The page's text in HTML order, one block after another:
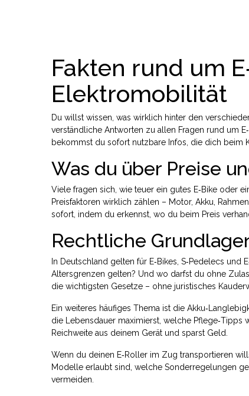
Fakten rund um
Elektromobilität
Du willst wissen, was wirklich hinter den
verständliche Antworten zu allen Fragen rund um
bekommst du sofort nutzbare Infos, die dich beim
Was du über Preise
Viele fragen sich, wie teuer ein gutes E‑Bike oder
Preisfaktoren wirklich zählen – Motor, Akku,
sofort, indem du erkennst, wo du beim Preis
Rechtliche
In Deutschland gelten für E‑Bikes, S‑Pedelecs
Altersgrenzen gelten? Und wo darfst du ohne
die wichtigsten Gesetze – ohne juristisches
Ein weiteres häufiges Thema ist die
die Lebensdauer maximierst, welche
Reichweite aus deinem Gerät und sparst Geld.
Wenn du deinen E‑Roller im Zug transportieren
Modelle erlaubt sind, welche Sonderregelungen
vermeiden.